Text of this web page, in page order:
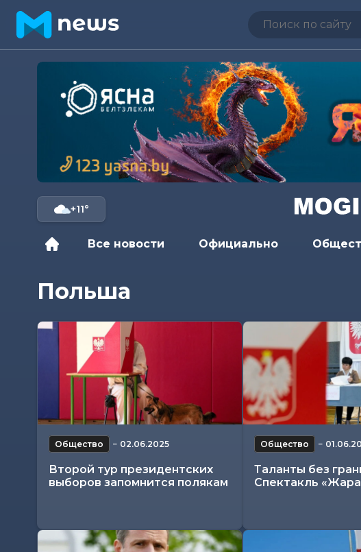
+11°
Все новости Официально
Польша
Общество − 02.06.2025
Второй тур президентских
выборов запомнится полякам
Общество −
Таланты без
Спектакль